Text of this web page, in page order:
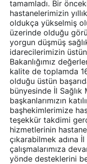
tamamladı. Bir
hastanelerimizin
oldukça yükselmiş
üzerinde olduğu
yorgun düşmüş
idarecilerimizin
Bakanlığımız
kalite de toplamda
olduğu üstün
bünyesinde İl
başkanlarımızın
başhekimlerimize
teşekkür takdimi
hizmetlerinin
çıkarabilmek adına
çalışmalarımıza
yönde desteklerini